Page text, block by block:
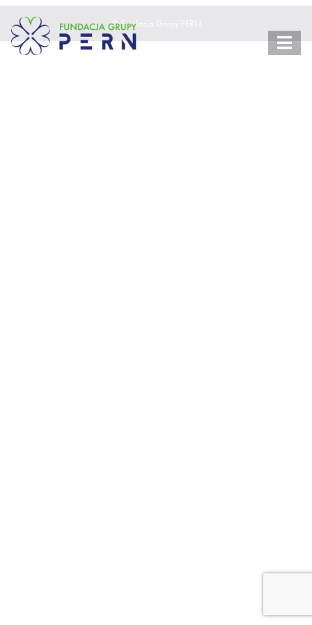
© Fundacja Grupy PERN